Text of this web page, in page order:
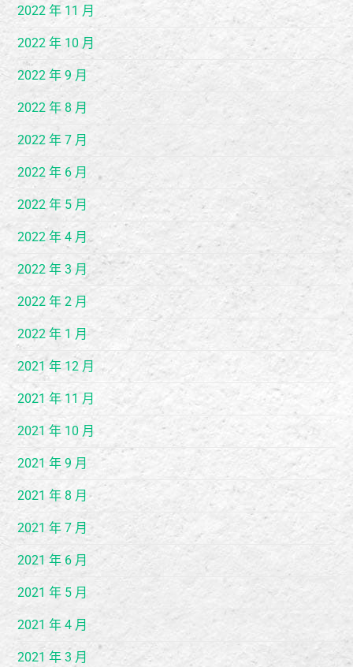
2022 年 11 月
2022 年 10 月
2022 年 9 月
2022 年 8 月
2022 年 7 月
2022 年 6 月
2022 年 5 月
2022 年 4 月
2022 年 3 月
2022 年 2 月
2022 年 1 月
2021 年 12 月
2021 年 11 月
2021 年 10 月
2021 年 9 月
2021 年 8 月
2021 年 7 月
2021 年 6 月
2021 年 5 月
2021 年 4 月
2021 年 3 月